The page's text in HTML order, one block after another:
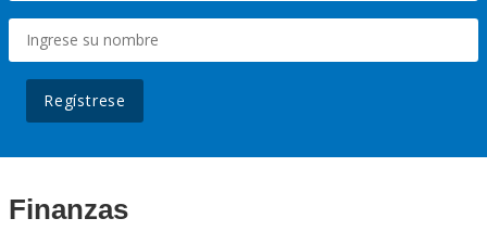
Regístrese
Finanzas